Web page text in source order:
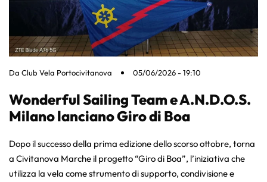
Da Club Vela Portocivitanova 05/06/2026 - 19:10
Wonderful Sailing Team e A.N.D.O.S.
Milano lanciano Giro di Boa
Dopo il successo della prima edizione dello scorso ottobre, torna
a Civitanova Marche il progetto “Giro di Boa”, l’iniziativa che
utilizza la vela come strumento di supporto, condivisione e